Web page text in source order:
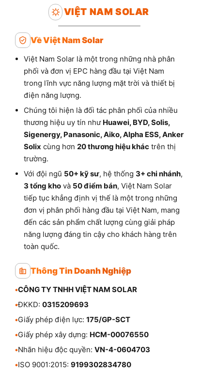
VIỆT NAM SOLAR
Về Việt Nam Solar
Việt Nam Solar là một trong những nhà phân
phối và đơn vị EPC hàng đầu tại Việt Nam
trong lĩnh vực năng lượng mặt trời và thiết bị
điện năng lượng.
Chúng tôi hiện là đối tác phân phối của nhiều
thương hiệu uy tín như Huawei, BYD, Solis,
Sigenergy, Panasonic, Aiko, Alpha ESS, Anker
Solix cùng hơn 20 thương hiệu khác trên thị
trường.
Với đội ngũ 50+ kỹ sư, hệ thống 3+ chi nhánh,
3 tổng kho và 50 điểm bán, Việt Nam Solar
tiếp tục khẳng định vị thế là một trong những
đơn vị phân phối hàng đầu tại Việt Nam, mang
đến các sản phẩm chất lượng cùng giải pháp
năng lượng đáng tin cậy cho khách hàng trên
toàn quốc.
Thông Tin Doanh Nghiệp
•CÔNG TY TNHH VIỆT NAM SOLAR
•ĐKKD: 0315209693
•Giấy phép điện lực: 175/GP-SCT
•Giấy phép xây dựng: HCM-00076550
•Nhãn hiệu độc quyền: VN-4-0604703
•ISO 9001:2015: 9199302834780